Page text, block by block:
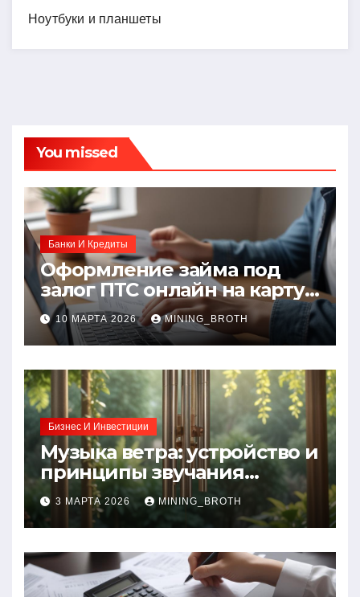
Ноутбуки и планшеты
You missed
Банки И Кредиты
Оформление займа под
залог ПТС онлайн на карту
без визита в офис: порядок,
требования и документы
10 МАРТА 2026 MINING_BROTH
Бизнес И Инвестиции
Музыка ветра: устройство и
принципы звучания
колокольчиков
3 МАРТА 2026 MINING_BROTH